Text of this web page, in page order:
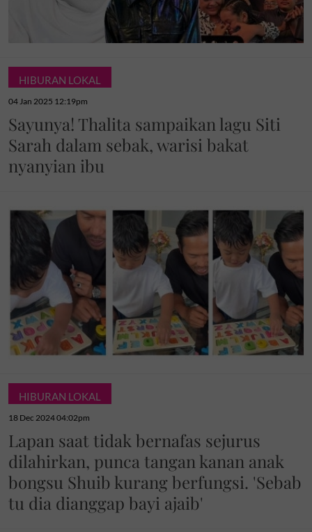
HIBURAN LOKAL
04 Jan 2025 12:19pm
Sayunya! Thalita sampaikan lagu Siti
Sarah dalam sebak, warisi bakat
nyanyian ibu
HIBURAN LOKAL
18 Dec 2024 04:02pm
Lapan saat tidak bernafas sejurus
dilahirkan, punca tangan kanan anak
bongsu Shuib kurang berfungsi. 'Sebab
tu dia dianggap bayi ajaib'